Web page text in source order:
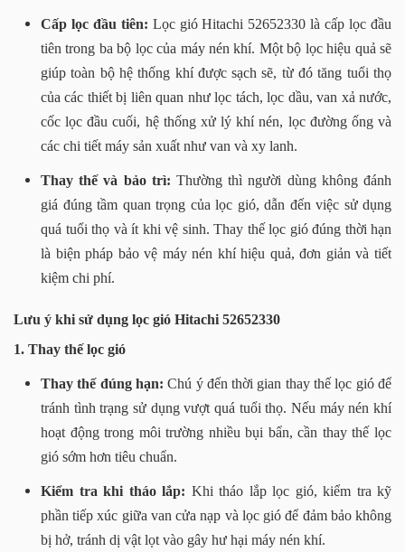
Cấp lọc đầu tiên: Lọc gió Hitachi 52652330 là cấp lọc đầu
tiên trong ba bộ lọc của máy nén khí. Một bộ lọc hiệu quả sẽ
giúp toàn bộ hệ thống khí được sạch sẽ, từ đó tăng tuổi thọ
của các thiết bị liên quan như lọc tách, lọc dầu, van xả nước,
cốc lọc đầu cuối, hệ thống xử lý khí nén, lọc đường ống và
các chi tiết máy sản xuất như van và xy lanh.
Thay thế và bảo trì: Thường thì người dùng không đánh
giá đúng tầm quan trọng của lọc gió, dẫn đến việc sử dụng
quá tuổi thọ và ít khi vệ sinh. Thay thế lọc gió đúng thời hạn
là biện pháp bảo vệ máy nén khí hiệu quả, đơn giản và tiết
kiệm chi phí.
Lưu ý khi sử dụng lọc gió Hitachi 52652330
1. Thay thế lọc gió
Thay thế đúng hạn: Chú ý đến thời gian thay thế lọc gió để
tránh tình trạng sử dụng vượt quá tuổi thọ. Nếu máy nén khí
hoạt động trong môi trường nhiều bụi bẩn, cần thay thế lọc
gió sớm hơn tiêu chuẩn.
Kiểm tra khi tháo lắp: Khi tháo lắp lọc gió, kiểm tra kỹ
phần tiếp xúc giữa van cửa nạp và lọc gió để đảm bảo không
bị hở, tránh dị vật lọt vào gây hư hại máy nén khí.